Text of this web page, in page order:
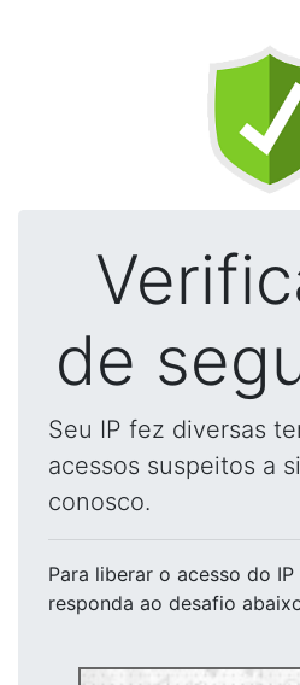
de
Seu IP fez diversas
acessos suspeitos a
conosco.
Para liberar o acesso do IP
responda ao desafio